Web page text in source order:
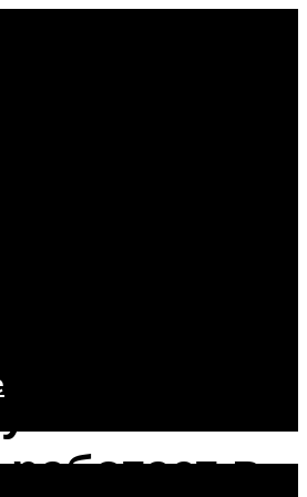
вал
в